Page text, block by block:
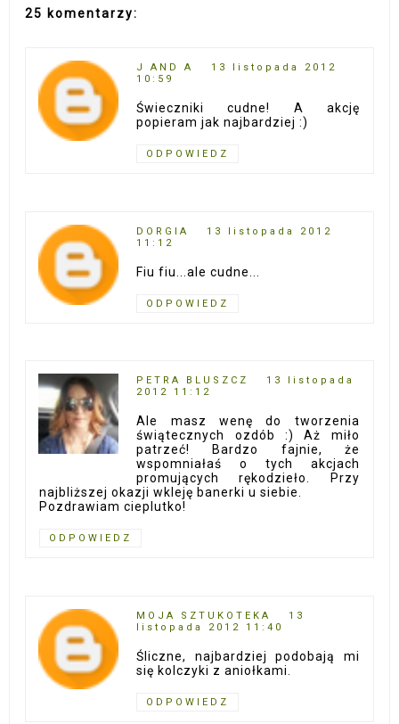
25 komentarzy:
J AND A
13 listopada 2012
10:59
Świeczniki cudne! A akcję
popieram jak najbardziej :)
ODPOWIEDZ
DORGIA
13 listopada 2012
11:12
Fiu fiu...ale cudne...
ODPOWIEDZ
PETRA BLUSZCZ
13 listopada
2012 11:12
Ale masz wenę do tworzenia
świątecznych ozdób :) Aż miło
patrzeć! Bardzo fajnie, że
wspomniałaś o tych akcjach
promujących rękodzieło. Przy
najbliższej okazji wkleję banerki u siebie.
Pozdrawiam cieplutko!
ODPOWIEDZ
MOJA SZTUKOTEKA
13
listopada 2012 11:40
Śliczne, najbardziej podobają mi
się kolczyki z aniołkami.
ODPOWIEDZ